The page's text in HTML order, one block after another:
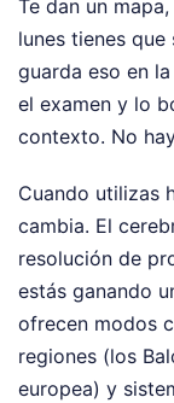
Te dan un
lunes tienes
guarda eso en
el examen y lo
contexto. No
Cuando utilizas
cambia. El
resolución de
estás ganando
ofrecen modos
regiones (los
europea) y